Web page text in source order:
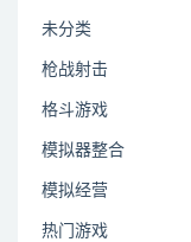
未分类
枪战射击
格斗游戏
模拟器整合
模拟经营
热门游戏